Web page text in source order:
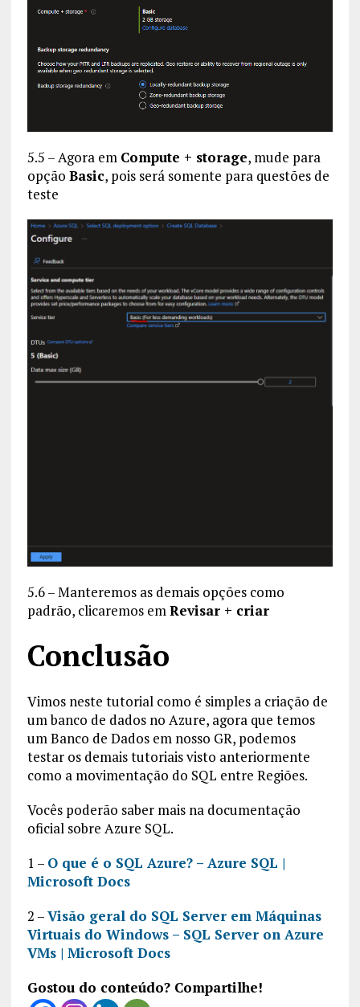
5.5 – Agora em Compute + storage, mude para
opção Basic, pois será somente para questões de
teste
5.6 – Manteremos as demais opções como
padrão, clicaremos emRevisar + criar
Conclusão
Vimos neste tutorial como é simples a criação de
um banco de dados no Azure, agora que temos
um Banco de Dados em nosso GR, podemos
testar os demais tutoriais visto anteriormente
como a movimentação do SQL entre Regiões.
Vocês poderão saber mais na documentação
oficial sobre Azure SQL.
1 – O que é o SQL Azure? – Azure SQL |
Microsoft Docs
2 –Visão geral do SQL Server em Máquinas
Virtuais do Windows – SQL Server on Azure
VMs | Microsoft Docs
Gostou do conteúdo? Compartilhe!